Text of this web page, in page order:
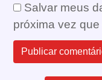
Salvar meus
próxima vez